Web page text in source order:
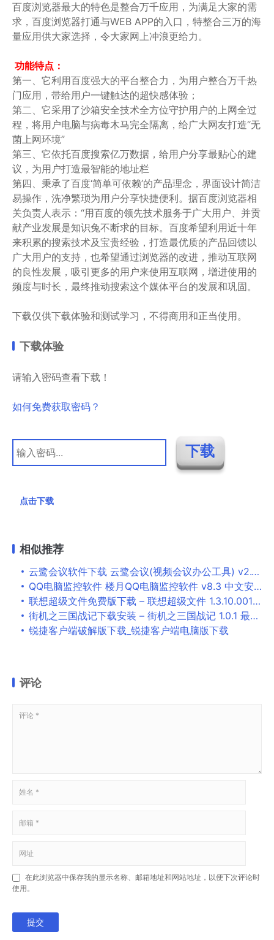
百度浏览器最大的特色是整合万千应用，为满足大家的需
求，百度浏览器打通与WEB APP的入口，特整合三万的海
量应用供大家选择，令大家网上冲浪更给力。
功能特点：
第一、它利用百度强大的平台整合力，为用户整合万千热
门应用，带给用户一键触达的超快感体验；
第二、它采用了沙箱安全技术全方位守护用户的上网全过
程，将用户电脑与病毒木马完全隔离，给广大网友打造“无
菌上网环境”
第三、它依托百度搜索亿万数据，给用户分享最贴心的建
议，为用户打造最智能的地址栏
第四、秉承了百度‘简单可依赖’的产品理念，界面设计简洁
易操作，洗净繁琐为用户分享快捷便利。据百度浏览器相
关负责人表示：“用百度的领先技术服务于广大用户、并贡
献产业发展是知识兔不断求的目标。百度希望利用近十年
来积累的搜索技术及宝贵经验，打造最优质的产品回馈以
广大用户的支持，也希望通过浏览器的改进，推动互联网
的良性发展，吸引更多的用户来使用互联网，增进使用的
频度与时长，最终推动搜索这个媒体平台的发展和巩固。
下载仅供下载体验和测试学习，不得商用和正当使用。
下载体验
请输入密码查看下载！
如何免费获取密码？
点击下载
相似推荐
云鹭会议软件下载 云鹭会议(视频会议办公工具) v2.1.85 免费安装版
QQ电脑监控软件 楼月QQ电脑监控软件 v8.3 中文安装版 远程查看QQ聊天记录
联想超级文件免费版下载 – 联想超级文件 1.3.10.0010 官方版
街机之三国战记下载安装 – 街机之三国战记 1.0.1 最新版
锐捷客户端破解版下载_锐捷客户端电脑版下载
评论
在此浏览器中保存我的显示名称、邮箱地址和网站地址，以便下次评论时
使用。
提交